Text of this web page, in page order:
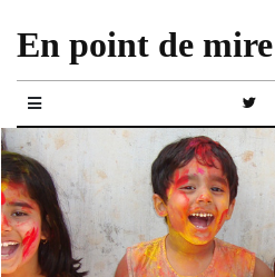
En point de mire